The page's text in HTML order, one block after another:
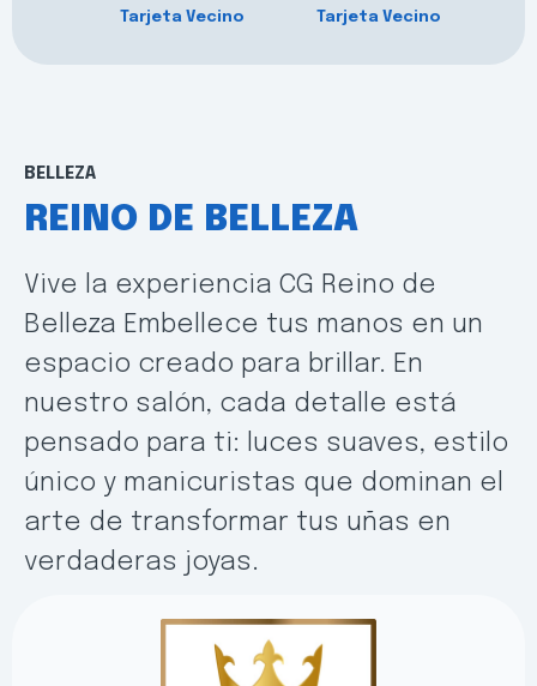
Tarjeta Vecino
Tarjeta Vecino
BELLEZA
REINO DE BELLEZA
Vive la experiencia CG Reino de
Belleza Embellece tus manos en un
espacio creado para brillar. En
nuestro salón, cada detalle está
pensado para ti: luces suaves, estilo
único y manicuristas que dominan el
arte de transformar tus uñas en
verdaderas joyas.